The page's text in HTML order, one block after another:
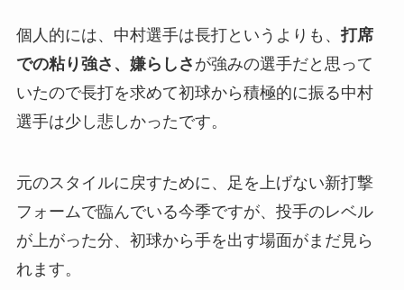
個人的には、中村選手は長打というよりも、打席
での粘り強さ、嫌らしさ が強みの選手だと思って
いたので長打を求めて初球から積極的に振る中村
選手は少し悲しかったです。
元のスタイルに戻すために、足を上げない新打撃
フォームで臨んでいる今季ですが、投手のレベル
が上がった分、初球から手を出す場面がまだ見ら
れます。